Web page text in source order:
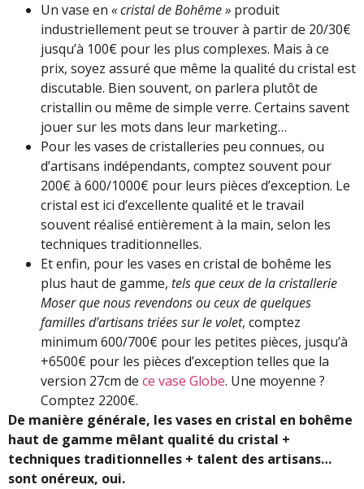
Un vase en « cristal de Bohême » produit
industriellement peut se trouver à partir de 20/30€
jusqu’à 100€ pour les plus complexes. Mais à ce
prix, soyez assuré que même la qualité du cristal est
discutable. Bien souvent, on parlera plutôt de
cristallin ou même de simple verre. Certains savent
jouer sur les mots dans leur marketing…
Pour les vases de cristalleries peu connues, ou
d’artisans indépendants, comptez souvent pour
200€ à 600/1000€ pour leurs pièces d’exception. Le
cristal est ici d’excellente qualité et le travail
souvent réalisé entièrement à la main, selon les
techniques traditionnelles.
Et enfin, pour les vases en cristal de bohême les
plus haut de gamme, tels que ceux de la cristallerie
Moser que nous revendons ou ceux de quelques
familles d’artisans triées sur le volet, comptez
minimum 600/700€ pour les petites pièces, jusqu’à
+6500€ pour les pièces d’exception telles que la
version 27cm de ce vase Globe. Une moyenne ?
Comptez 2200€.
De manière générale, les vases en cristal en bohême
haut de gamme mêlant qualité du cristal +
techniques traditionnelles + talent des artisans…
sont onéreux, oui.